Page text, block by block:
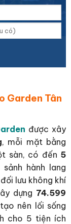
Garden Tân
được xây
, mỗi mặt bằng
sàn, có đến 5
sảnh hành lang
lưu không khí
dựng 74.599
nên lối sống
cho 5 tiện ích